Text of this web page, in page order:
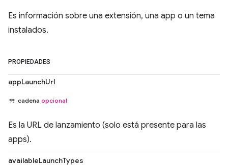
Es información sobre una extensión, una app o un tema
instalados.
PROPIEDADES
appLaunchUrl
cadena opcional
Es la URL de lanzamiento (solo está presente para las
apps).
availableLaunchTypes